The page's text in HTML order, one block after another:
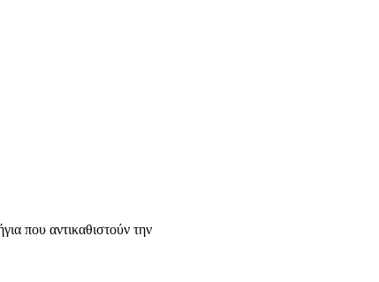
που αντικαθιστούν την